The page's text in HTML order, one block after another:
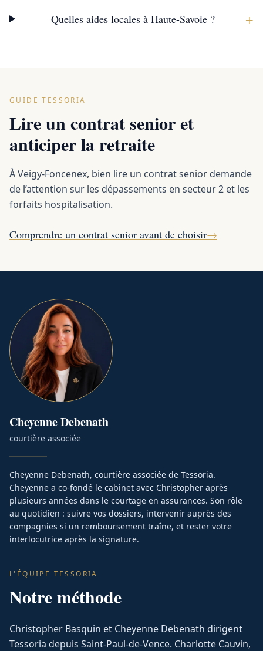
Quelles aides locales à Haute-Savoie ? +
GUIDE TESSORIA
Lire un contrat senior et
anticiper la retraite
À Veigy-Foncenex, bien lire un contrat senior demande
de l’attention sur les dépassements en secteur 2 et les
forfaits hospitalisation.
Comprendre un contrat senior avant de choisir→
CheyenneDebenath
courtière associée
Cheyenne Debenath, courtière associée de Tessoria.
Cheyenne a co-fondé le cabinet avec Christopher après
plusieurs années dans le courtage en assurances. Son rôle
au quotidien : suivre vos dossiers, intervenir auprès des
compagnies si un remboursement traîne, et rester votre
interlocutrice après la signature.
L'ÉQUIPE TESSORIA
Notre méthode
Christopher Basquin et Cheyenne Debenath dirigent
Tessoria depuis Saint-Paul-de-Vence. Charlotte Cauvin,